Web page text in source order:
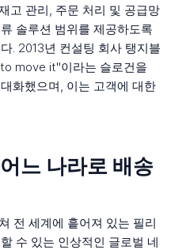
고 관리, 주문 처리 및 공급망
솔루션 범위를 제공하도록
. 2013년 컨설팅 회사 탱지블
move it"이라는 슬로건을
화했으며, 이는 고객에 대한
느 나라로 배송
전 세계에 흩어져 있는 필리
수 있는 인상적인 글로벌 네